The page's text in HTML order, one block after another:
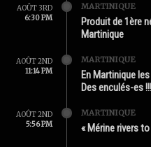
AOÛT 3RD
6:30 PM
MARTINIQUE
Produit de 1ère
Martinique
AOÛT 2ND
11:14 PM
MARTINIQUE
En Martinique
Des enculés-es !!!
AOÛT 2ND
5:56 PM
MARTINIQUE
« Mérine rivers